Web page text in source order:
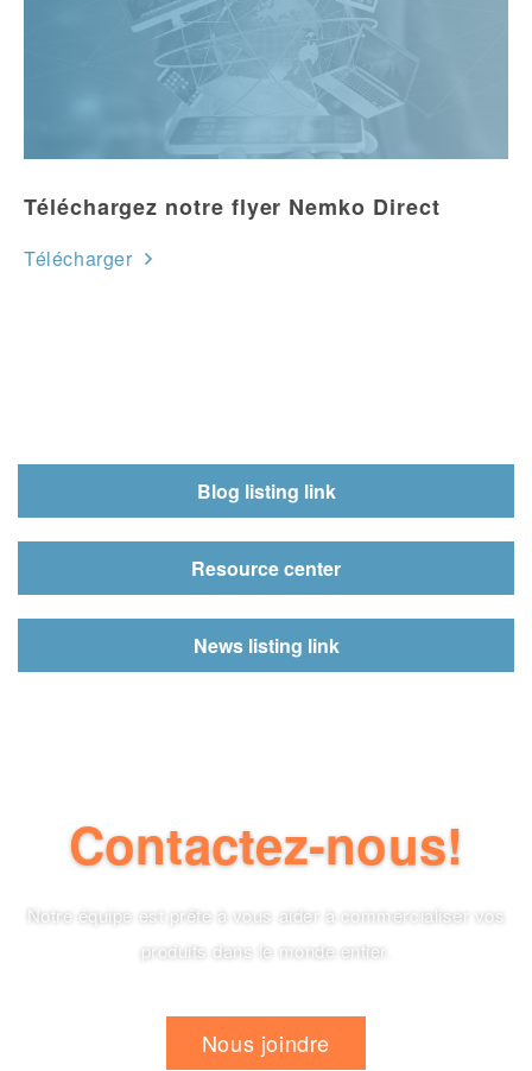
Téléchargez notre flyer Nemko Direct
Télécharger
Blog listing link
Resource center
News listing link
Contactez-nous!
Notre équipe est prête à vous aider à commercialiser vos
produits dans le monde entier.
Nous joindre